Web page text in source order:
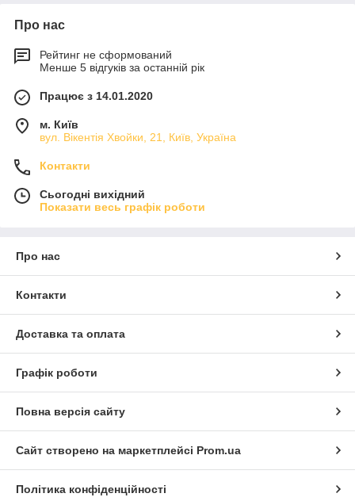
Про нас
Рейтинг не сформований
Менше 5 відгуків за останній рік
Працює з 14.01.2020
м. Київ
вул. Вікентія Хвойки, 21, Київ, Україна
Контакти
Сьогодні вихідний
Показати весь графік роботи
Про нас
Контакти
Доставка та оплата
Графік роботи
Повна версія сайту
Сайт створено на маркетплейсі Prom.ua
Політика конфіденційності